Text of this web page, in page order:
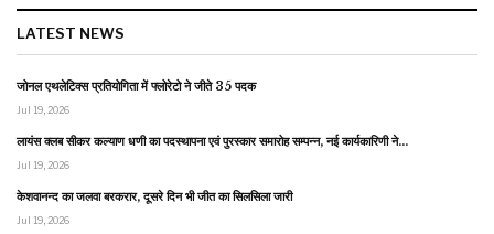
LATEST NEWS
जोनल एथलेटिक्स प्रतियोगिता में फ्लोरेटो ने जीते 35 पदक
Jul 19, 2026
लायंस क्लब सीकर कल्याण धणी का पदस्थापना एवं पुरस्कार समारोह सम्पन्न, नई कार्यकारिणी ने…
Jul 19, 2026
केशवानन्द का जलवा बरकरार, दूसरे दिन भी जीत का सिलसिला जारी
Jul 19, 2026